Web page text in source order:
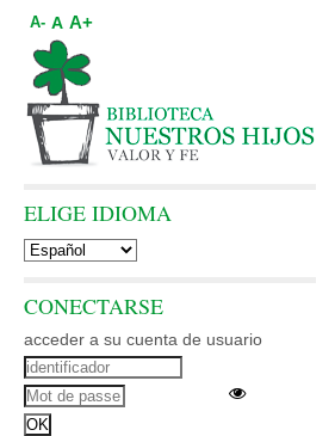
A- A A+
ELIGE IDIOMA
CONECTARSE
acceder a su cuenta de usuario